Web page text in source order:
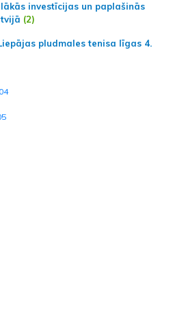
investīcijas un paplašinās
(2)
pludmales tenisa līgas 4.